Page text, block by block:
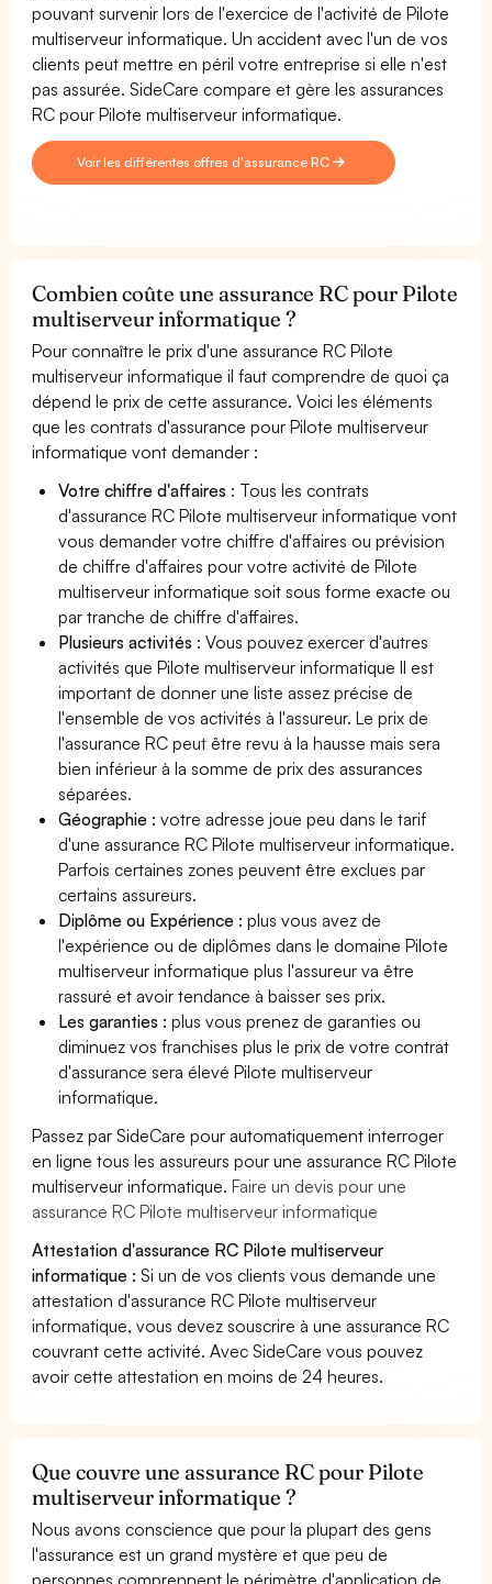
pouvant survenir lors de l'exercice de l'activité de Pilote
multiserveur informatique. Un accident avec l'un de vos
clients peut mettre en péril votre entreprise si elle n'est
pas assurée. SideCare compare et gère les assurances
RC pour Pilote multiserveur informatique.
Voir les différentes offres d'assurance RC
Combien coûte une assurance RC pour Pilote
multiserveur informatique ?
Pour connaître le prix d'une assurance RC Pilote
multiserveur informatique il faut comprendre de quoi ça
dépend le prix de cette assurance. Voici les éléments
que les contrats d'assurance pour Pilote multiserveur
informatique vont demander :
Votre chiffre d'affaires : Tous les contrats
d'assurance RC Pilote multiserveur informatique vont
vous demander votre chiffre d'affaires ou prévision
de chiffre d'affaires pour votre activité de Pilote
multiserveur informatique soit sous forme exacte ou
par tranche de chiffre d'affaires.
Plusieurs activités : Vous pouvez exercer d'autres
activités que Pilote multiserveur informatique Il est
important de donner une liste assez précise de
l'ensemble de vos activités à l'assureur. Le prix de
l'assurance RC peut être revu à la hausse mais sera
bien inférieur à la somme de prix des assurances
séparées.
Géographie :votre adresse joue peu dans le tarif
d'une assurance RC Pilote multiserveur informatique.
Parfois certaines zones peuvent être exclues par
certains assureurs.
Diplôme ou Expérience :plus vous avez de
l'expérience ou de diplômes dans le domaine Pilote
multiserveur informatique plus l'assureur va être
rassuré et avoir tendance à baisser ses prix.
Les garanties :plus vous prenez de garanties ou
diminuez vos franchises plus le prix de votre contrat
d'assurance sera élevé Pilote multiserveur
informatique.
Passez par SideCare pour automatiquement interroger
en ligne tous les assureurs pour une assurance RC Pilote
multiserveur informatique.Faire un devis pour une
assurance RC Pilote multiserveur informatique
Attestation d'assurance RC Pilote multiserveur
informatique : Si un de vos clients vous demande une
attestation d'assurance RC Pilote multiserveur
informatique, vous devez souscrire à une assurance RC
couvrant cette activité. Avec SideCare vous pouvez
avoir cette attestation en moins de 24 heures.
Que couvre une assurance RC pour Pilote
multiserveur informatique ?
Nous avons conscience que pour la plupart des gens
l'assurance est un grand mystère et que peu de
personnes comprennent le périmètre d'application de